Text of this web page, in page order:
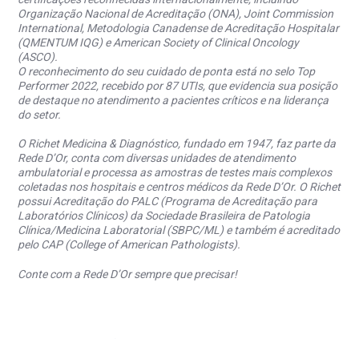
Organização Nacional de Acreditação (ONA), Joint Commission
International, Metodologia Canadense de Acreditação Hospitalar
(QMENTUM IQG) e American Society of Clinical Oncology
(ASCO).
O reconhecimento do seu cuidado de ponta está no selo Top
Performer 2022, recebido por 87 UTIs, que evidencia sua posição
de destaque no atendimento a pacientes críticos e na liderança
do setor.
O Richet Medicina & Diagnóstico, fundado em 1947, faz parte da
Rede D’Or, conta com diversas unidades de atendimento
ambulatorial e processa as amostras de testes mais complexos
coletadas nos hospitais e centros médicos da Rede D’Or. O Richet
possui Acreditação do PALC (Programa de Acreditação para
Laboratórios Clínicos) da Sociedade Brasileira de Patologia
Clínica/Medicina Laboratorial (SBPC/ML) e também é acreditado
pelo CAP (College of American Pathologists).
Conte com a Rede D’Or sempre que precisar!